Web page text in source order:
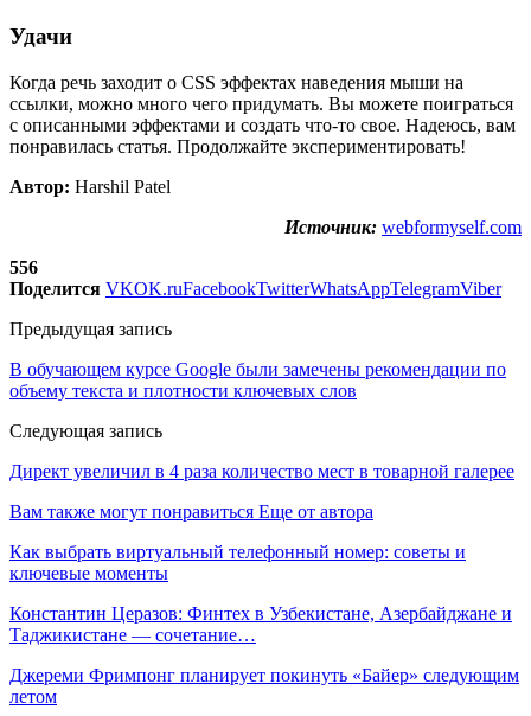
Удачи
Когда речь заходит о CSS эффектах наведения мыши на
ссылки, можно много чего придумать. Вы можете поиграться
с описанными эффектами и создать что-то свое. Надеюсь, вам
понравилась статья. Продолжайте экспериментировать!
Автор: Harshil Patel
Источник: webformyself.com
556
Поделится VKOK.ruFacebookTwitterWhatsAppTelegramViber
Предыдущая запись
В обучающем курсе Google были замечены рекомендации по
объему текста и плотности ключевых слов
Следующая запись
Директ увеличил в 4 раза количество мест в товарной галерее
Вам также могут понравиться Еще от автора
Как выбрать виртуальный телефонный номер: советы и
ключевые моменты
Константин Церазов: Финтех в Узбекистане, Азербайджане и
Таджикистане — сочетание…
Джереми Фримпонг планирует покинуть «Байер» следующим
летом